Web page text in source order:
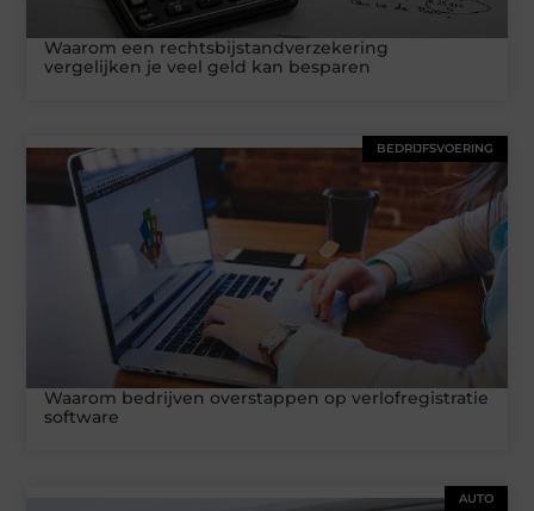
Waarom een rechtsbijstandverzekering
vergelijken je veel geld kan besparen
BEDRIJFSVOERING
Waarom bedrijven overstappen op verlofregistratie
software
AUTO